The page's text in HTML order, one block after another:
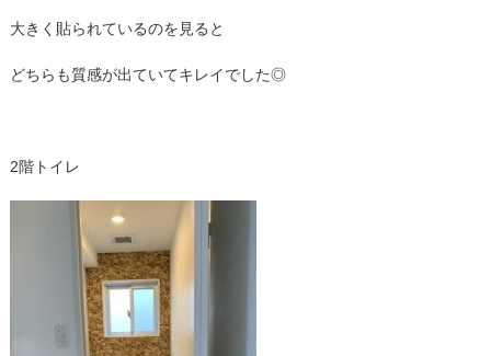
大きく貼られているのを見ると
どちらも質感が出ていてキレイでした◎
2階トイレ